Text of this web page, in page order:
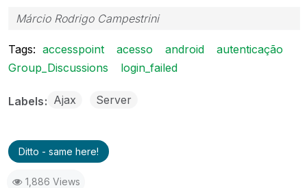
Márcio Rodrigo Campestrini
Tags: accesspoint acesso android
autenticação
Group_Discussions
login_failed
Labels Ajax Server
Ditto - same here!
1,886 Views